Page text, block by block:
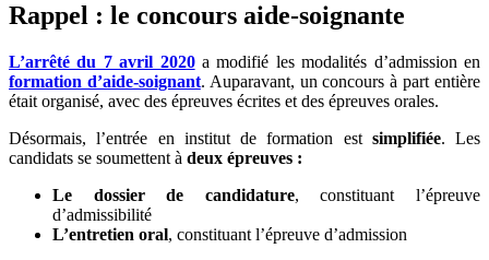
Rappel : le concours aide-soignante
L’arrêté du 7 avril 2020a modifié les modalités d’admission en
formation d’aide-soignant. Auparavant, un concours à part entière
était organisé, avec des épreuves écrites et des épreuves orales.
Désormais, l’entrée en institut de formation est simplifiée. Les
candidats se soumettent à deux épreuves :
Le dossier de candidature, constituant l’épreuve
d’admissibilité
L’entretien oral, constituant l’épreuve d’admission